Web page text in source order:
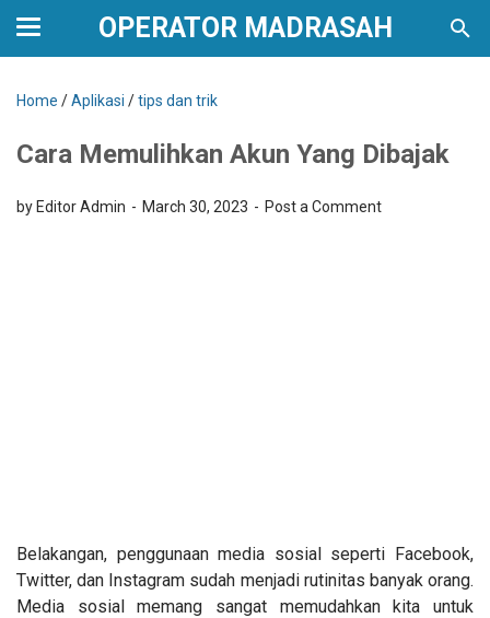
OPERATOR MADRASAH
Home /Aplikasi /tips dan trik
Cara Memulihkan Akun Yang Dibajak
by Editor Admin March 30, 2023 Post a Comment
Belakangan, penggunaan media sosial seperti Facebook,
Twitter, dan Instagram sudah menjadi rutinitas banyak orang.
Media sosial memang sangat memudahkan kita untuk